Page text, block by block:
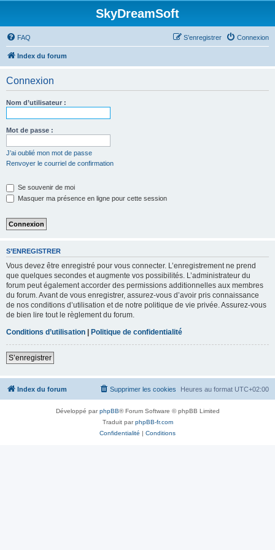
SkyDreamSoft
FAQ Connexion
S’enregistrer
Index du forum
Connexion
Nom d’utilisateur :
Mot de passe :
J’ai oublié mon mot de passe
Renvoyer le courriel de confirmation
Se souvenir de moi
Masquer ma présence en ligne pour cette session
S’ENREGISTRER
Vous devez être enregistré pour vous connecter. L’enregistrement ne prend
que quelques secondes et augmente vos possibilités. L’administrateur du
forum peut également accorder des permissions additionnelles aux membres
du forum. Avant de vous enregistrer, assurez-vous d’avoir pris connaissance
de nos conditions d’utilisation et de notre politique de vie privée. Assurez-vous
de bien lire tout le règlement du forum.
Conditions d’utilisation | Politique de confidentialité
S’enregistrer
Index du forum Heures au format UTC+02:00
Supprimer les cookies
Développé parphpBB® Forum Software © phpBB Limited
Traduit parphpBB-fr.com
Confidentialité | Conditions